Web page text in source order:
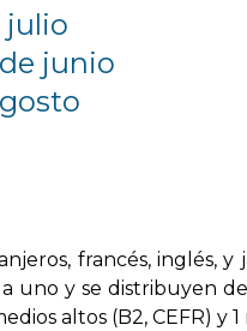
julio
junio
francés, inglés, y
uno y se distribuyen
altos (B2, CEFR) y 1